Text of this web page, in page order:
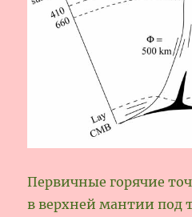
Первичные горячие
в верхней мантии под